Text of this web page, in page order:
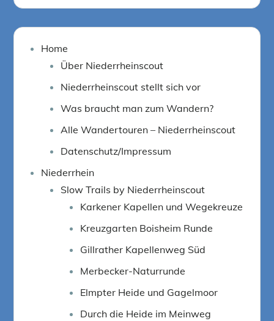
Home
Über Niederrheinscout
Niederrheinscout stellt sich vor
Was braucht man zum Wandern?
Alle Wandertouren – Niederrheinscout
Datenschutz/Impressum
Niederrhein
Slow Trails by Niederrheinscout
Karkener Kapellen und Wegekreuze
Kreuzgarten Boisheim Runde
Gillrather Kapellenweg Süd
Merbecker-Naturrunde
Elmpter Heide und Gagelmoor
Durch die Heide im Meinweg